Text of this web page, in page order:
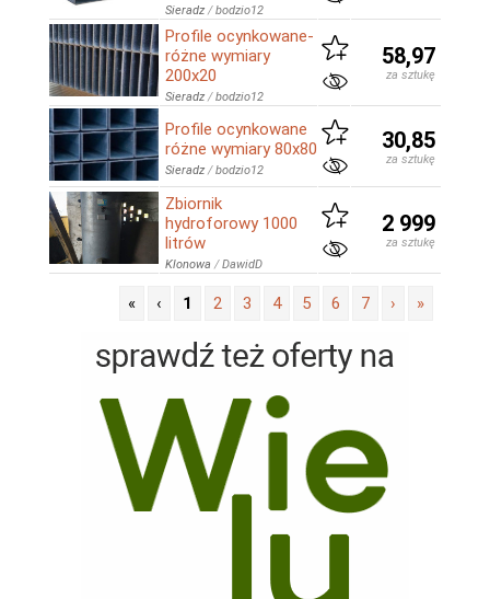
Sieradz /bodzio12
Profile ocynkowane-
różne wymiary
200x20
Sieradz /bodzio12
58,97
za sztukę
Profile ocynkowane
różne wymiary 80x80
Sieradz /bodzio12
30,85
za sztukę
Zbiornik
hydroforowy 1000
litrów
Klonowa /DawidD
2 999
za sztukę
« ‹ 1 2 3 4 5 6 7 › »